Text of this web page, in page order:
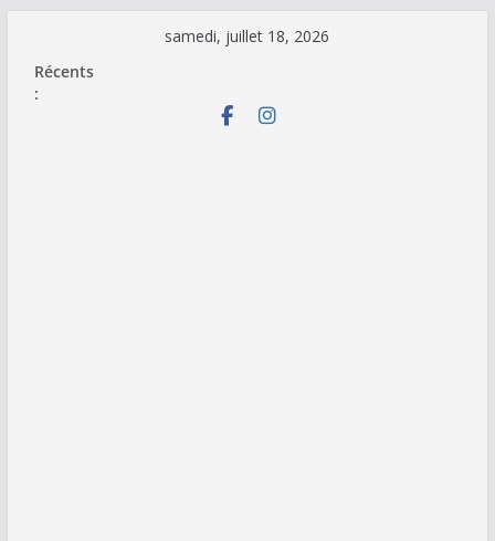
contenu
samedi, juillet 18, 2026
Récents
: